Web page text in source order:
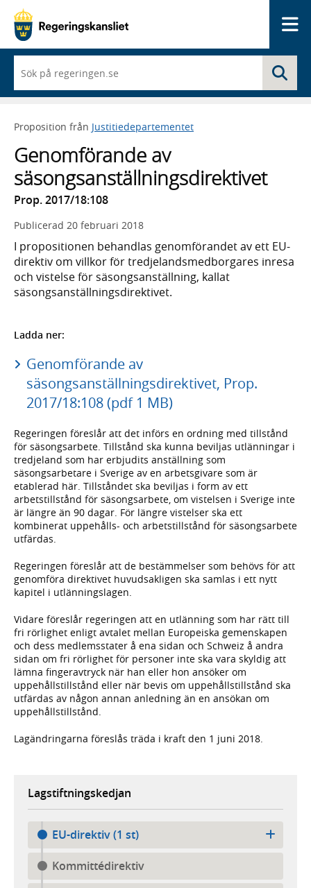
du
börjar
skriva
framträder
lista
med
sökförslag
Proposition från Justitiedepartementet
Genomförande av
säsongsanställningsdirektivet
Prop. 2017/18:108
Publicerad 20 februari 2018
I propositionen behandlas genomförandet av ett EU-
direktiv om villkor för tredjelandsmedborgares inresa
och vistelse för säsongsanställning, kallat
säsongsanställningsdirektivet.
Ladda ner:
Genomförande av
säsongsanställningsdirektivet, Prop.
2017/18:108 (pdf 1 MB)
Regeringen föreslår att det införs en ordning med tillstånd
för säsongsarbete. Tillstånd ska kunna beviljas utlänningar i
tredjeland som har erbjudits anställning som
säsongsarbetare i Sverige av en arbetsgivare som är
etablerad här. Tillståndet ska beviljas i form av ett
arbetstillstånd för säsongsarbete, om vistelsen i Sverige inte
är längre än 90 dagar. För längre vistelser ska ett
kombinerat uppehålls- och arbetstillstånd för säsongsarbete
utfärdas.
Regeringen föreslår att de bestämmelser som behövs för att
genomföra direktivet huvudsakligen ska samlas i ett nytt
kapitel i utlänningslagen.
Vidare föreslår regeringen att en utlänning som har rätt till
fri rörlighet enligt avtalet mellan Europeiska gemenskapen
och dess medlemsstater å ena sidan och Schweiz å andra
sidan om fri rörlighet för personer inte ska vara skyldig att
lämna fingeravtryck när han eller hon ansöker om
uppehållstillstånd eller när bevis om uppehållstillstånd ska
utfärdas av någon annan anledning än en ansökan om
uppehållstillstånd.
Lagändringarna föreslås träda i kraft den 1 juni 2018.
Lagstiftningskedjan
EU-direktiv (1 st)
Kommittédirektiv